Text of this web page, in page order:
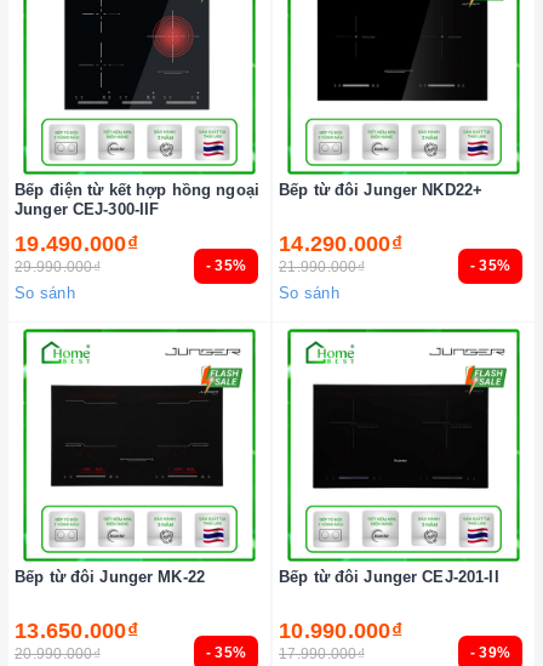
- 35%
Bếp điện từ kết hợp hồng ngoại
Junger CEJ-300-IIF
19.490.000₫
29.990.000₫
So sánh
- 35%
Bếp từ đôi Junger NKD22+
14.290.000₫
21.990.000₫
So sánh
- 35%
Bếp từ đôi Junger MK-22
13.650.000₫
20.990.000₫ - 39%
Bếp từ đôi Junger CEJ-201-II
10.990.000₫
17.990.000₫